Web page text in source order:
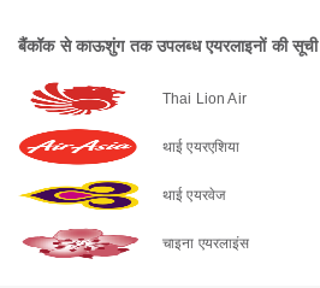
बैंकॉक से काऊशुंग तक उपलब्ध एयरलाइनों की सूची
Thai Lion Air
थाई एयरएशिया
थाई एयरवेज
चाइना एयरलाइंस